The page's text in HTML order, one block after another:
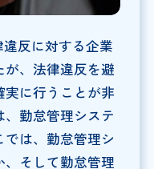
反に対する企業
、法律違反を避
に行うことが非
勤怠管理システ
は、勤怠管理シ
そして勤怠管理